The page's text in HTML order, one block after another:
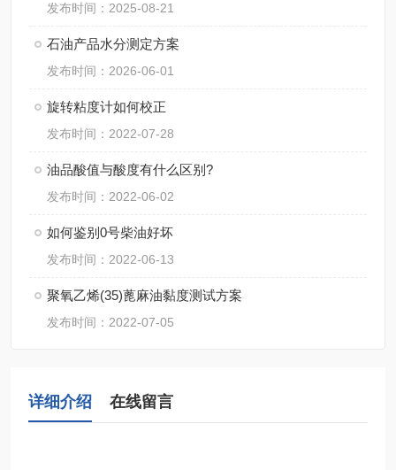
发布时间：2025-08-21
石油产品水分测定方案
发布时间：2026-06-01
旋转粘度计如何校正
发布时间：2022-07-28
油品酸值与酸度有什么区别?
发布时间：2022-06-02
如何鉴别0号柴油好坏
发布时间：2022-06-13
聚氧乙烯(35)蓖麻油黏度测试方案
发布时间：2022-07-05
详细介绍 在线留言